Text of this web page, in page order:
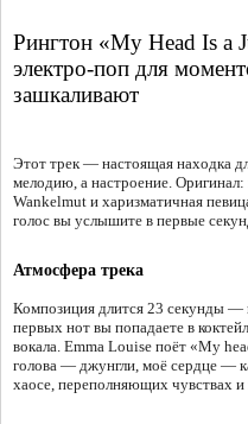
Рингтон «My Head Is a
электро-поп для
зашкаливают
Этот трек — настоящая находка
мелодию, а настроение.
Wankelmut и харизматичная
голос вы услышите в первые
Атмосфера трека
Композиция длится 23 секунды —
первых нот вы попадаете в
вокала. Emma Louise поёт «My
голова — джунгли, моё сердце —
хаосе, переполняющих чувствах